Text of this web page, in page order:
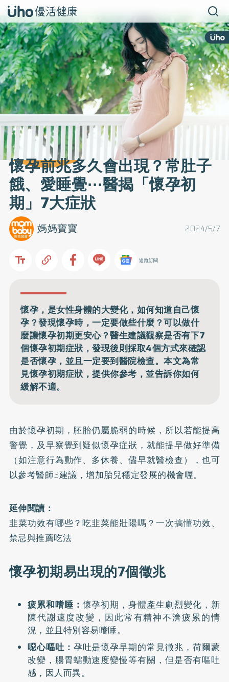
懷孕前兆多久會出現？常肚子
餓、愛睡覺⋯醫揭「懷孕初
期」7大症狀
2024/5/7
媽媽寶寶
追蹤訂閱
懷孕，是女性身體的大變化，如何知道自己懷
孕？發現懷孕時，一定要做些什麼？可以做什
麼讓懷孕初期更安心？醫生建議觀察是否有下7
個懷孕初期症狀，發現後則採取4個方式來確認
是否懷孕，並且一定要到醫院檢查。本文為常
見懷孕初期症狀，提供你參考，並告訴你如何
緩解不適。
由於懷孕初期，胚胎仍屬脆弱的時候，所以若能提高
警覺，及早察覺到疑似懷孕症狀，就能提早做好準備
（如注意行為動作、多休養、儘早就醫檢查），也可
以參考醫師3建議，增加胎兒穩定發展的機會喔。
延伸閱讀：
韭菜功效有哪些？吃韭菜能壯陽嗎？一次搞懂功效、
禁忌與推薦吃法
懷孕初期易出現的7個徵兆
疲累和嗜睡：懷孕初期，身體產生劇烈變化，新
陳代謝速度改變，因此常有精神不濟疲累的情
況，並且特別容易嗜睡。
噁心嘔吐： 孕吐是懷孕早期的常見徵兆，荷爾蒙
改變，腸胃蠕動速度變慢等有關，但是否有嘔吐
感，因人而異。